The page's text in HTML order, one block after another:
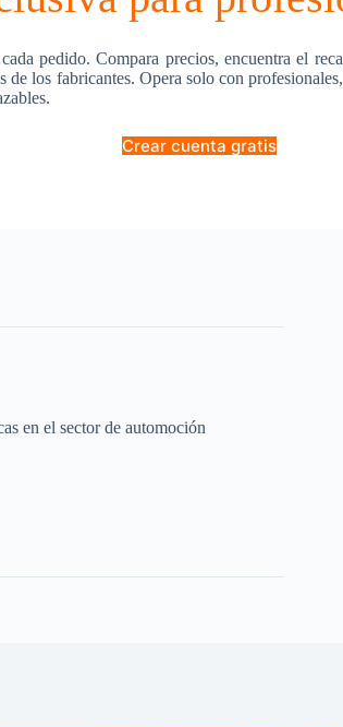
pedido. Compara precios, encuentra el
de los fabricantes. Opera solo con
Crear cuenta gratis
en el sector de automoción